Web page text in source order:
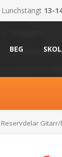
Lunchstängt 13-
BEG
Reservdelar Gitarr/